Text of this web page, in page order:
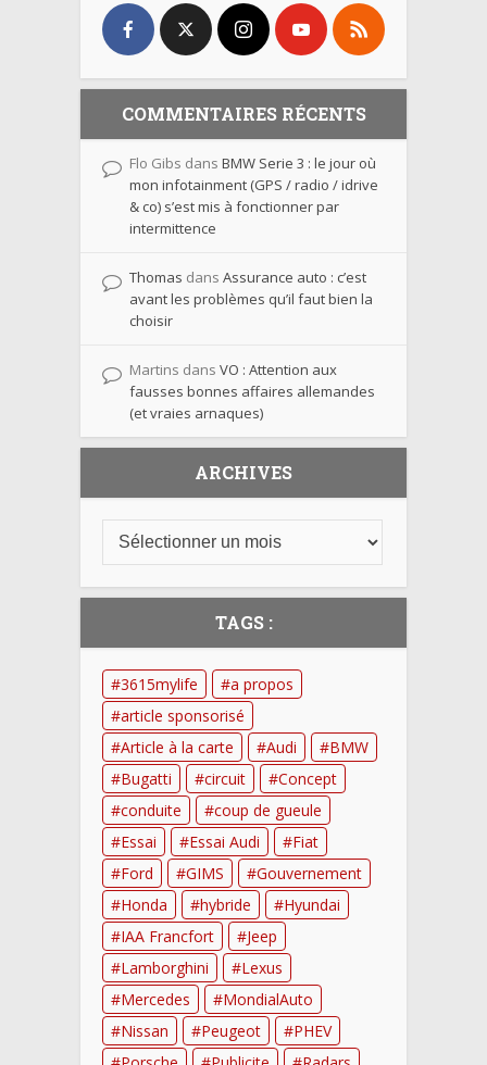
COMMENTAIRES RÉCENTS
Flo Gibs dans BMW Serie 3 : le jour où
mon infotainment (GPS / radio / idrive
& co) s’est mis à fonctionner par
intermittence
Thomas dans Assurance auto : c’est
avant les problèmes qu’il faut bien la
choisir
Martins dans VO : Attention aux
fausses bonnes affaires allemandes
(et vraies arnaques)
ARCHIVES
TAGS :
3615mylife
a propos
article sponsorisé
Article à la carte
Audi
BMW
Bugatti
circuit
Concept
conduite
coup de gueule
Essai
Essai Audi
Fiat
Ford
GIMS
Gouvernement
Honda
hybride
Hyundai
IAA Francfort
Jeep
Lamborghini
Lexus
Mercedes
MondialAuto
Nissan
Peugeot
PHEV